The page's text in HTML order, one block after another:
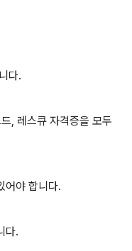
다.
, 레스큐 자격증을 모두
어야 합니다.
다.